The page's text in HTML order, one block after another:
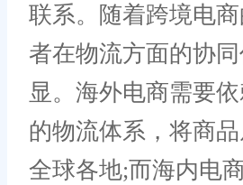
联系。随着跨境电
者在物流方面的协
显。海外电商需要
的物流体系，将商
全球各地;而海内电